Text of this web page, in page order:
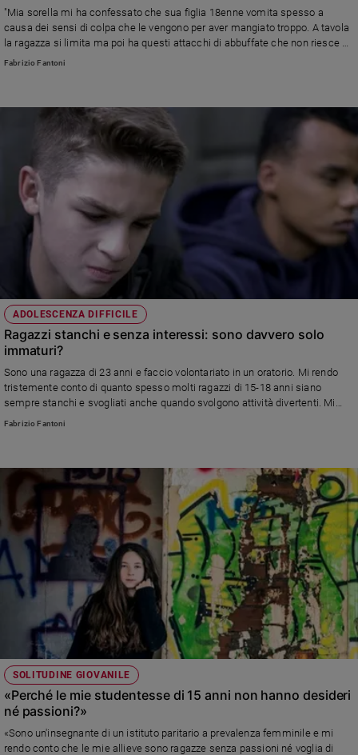
"Mia sorella mi ha confessato che sua figlia 18enne vomita spesso a
causa dei sensi di colpa che le vengono per aver mangiato troppo. A tavola
la ragazza si limita ma poi ha questi attacchi di abbuffate che non riesce a
controllare. Non vuole farsi curare e dice di potercela fare da sola ma i suoi
Fabrizio Fantoni
ADOLESCENZA DIFFICILE
Ragazzi stanchi e senza interessi: sono davvero solo
immaturi?
Sono una ragazza di 23 anni e faccio volontariato in un oratorio. Mi rendo
tristemente conto di quanto spesso molti ragazzi di 15-18 anni siano
sempre stanchi e svogliati anche quando svolgono attività divertenti. Mi
chiedo se sia semplice immaturità o ci sia ben altro di più profondo..
Fabrizio Fantoni
SOLITUDINE GIOVANILE
«Perché le mie studentesse di 15 anni non hanno desideri
né passioni?»
«Sono un'insegnante di un istituto paritario a prevalenza femminile e mi
rendo conto che le mie allieve sono ragazze senza passioni né voglia di